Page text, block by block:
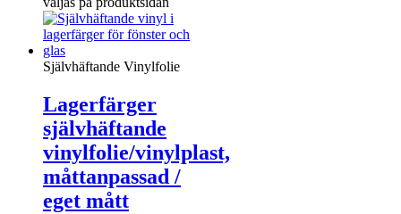
Självhäftande Vinylfolie
Lagerfärger
självhäftande
vinylfolie/vinylplast,
måttanpassad /
eget mått